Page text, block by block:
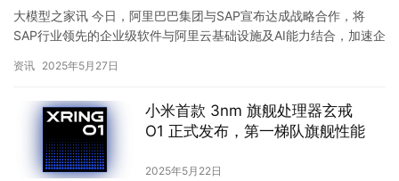
大模型之家讯 今日，阿里巴巴集团与SAP宣布达成战略合作，将
SAP行业领先的企业级软件与阿里云基础设施及AI能力结合，加速企
资讯 2025年5月27日
小米首款 3nm 旗舰处理器玄戒
O1 正式发布，第一梯队旗舰性能
2025年5月22日